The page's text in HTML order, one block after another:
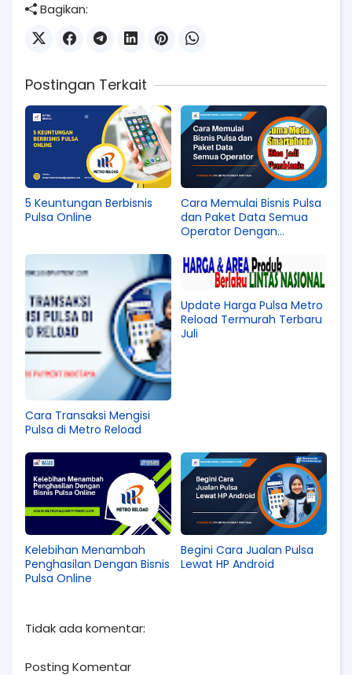
Bagikan:
Postingan Terkait
5 Keuntungan Berbisnis
Pulsa Online
Cara Memulai Bisnis Pulsa
dan Paket Data Semua
Operator Dengan
Tepat
Cara Transaksi Mengisi
Pulsa di Metro Reload
Update Harga Pulsa Metro
Reload Termurah Terbaru
Juli
Kelebihan Menambah
Penghasilan Dengan Bisnis
Pulsa Online
Begini Cara Jualan Pulsa
Lewat HP Android
Tidak ada komentar:
Posting Komentar